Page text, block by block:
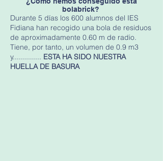
bolabrick?
Durante 5 días los 600 alumnos del IES
Fidiana han recogido una bola de residuos
de aproximadamente 0.60 m de radio.
Tiene, por tanto, un volumen de 0.9 m3
y.............. ESTA HA SIDO NUESTRA
HUELLA DE BASURA